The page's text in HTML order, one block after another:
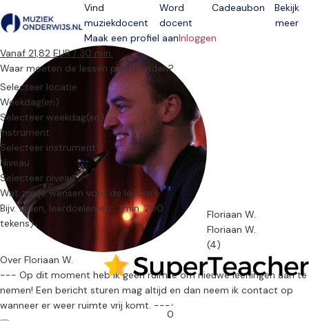
Open menu
Vind
muziekdocent
Word
docent
Cadeaubon
Bekijk
meer
Maak een profiel aanInloggen
Floriaan W.
Floriaan W.
(4)
Vanaf 21,82 EUR / 30 min.
Waar moeten de lessen plaatsvinden?
Selecteer locatie
Weekdag(en)
Selecteer weekdag(en)
Instrument
Selecteer instrument
Niveau
Selecteer niveau
Wat zijn je wensen voor de lessen?
0
Over Floriaan W.
--- Op dit moment heb ik geen ruimte om nieuwe leerlingen aan te
nemen! Een bericht sturen mag altijd en dan neem ik contact op
wanneer er weer ruimte vrij komt. ---